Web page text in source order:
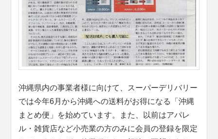
沖縄県内の事業者様に向けて、スーパーデリバリー
では今年6月から沖縄への送料がお得になる「沖縄
まとめ便」を始めています。また、以前はアパレ
ル・雑貨店など小売業の方のみに会員の登録を限定